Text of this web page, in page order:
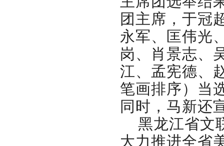
团主席，于冠
永军、匡伟光
岗、肖景志、
江、孟宪德、
笔画排序）当
同时，马新还
黑龙江省文
大力推进全省